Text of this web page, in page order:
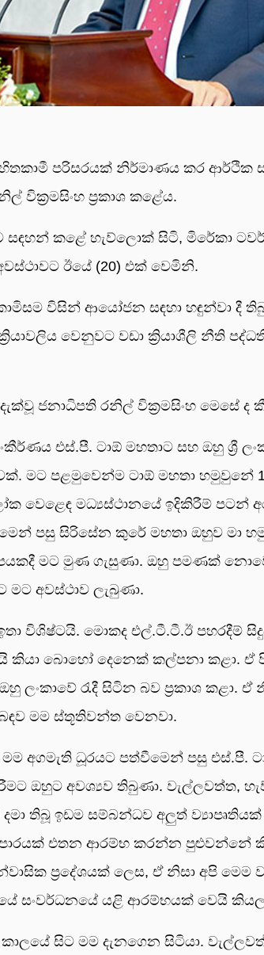
හිතකාමී පරිසරයක් නිර්මාණය කර
වික්‍රමසිංහ ප්‍රකාශ කළේය.
සඳහන් කළේ හැව්ලොක් සිටි, මිරේකා ටවර්
ඊයේ (20) එක් වෙමිනි.
විසින් ආයෝජන සඳහා හඳුන්වා දී තිබු
වෙනුවට වඩා ක්‍රියාශීලි නීති
ජනාධිපති රනිල් වික්‍රමසිංහ මෙසේ ද
එස්.පී. ටාඕ මහතාට සහ ඔහු ශ්‍රී
මට පළමුවෙන්ම ටාඕ මහතා හමුවුනේ
වෙළෙඳ මධ්‍යස්ථානයේ ඉදිකිරීම් පටන්
පසු සිරිසේන කුරේ මහතා ඔහුව මා
මට මුණ ගැසුණා. ඔහු පමණක්
අවස්ථාව ලැබුණා.
විශිෂ්ටයි. මොකද එල්.ටී.ටී.ඊ පහරදීම්
කියා බොහෝ දෙනෙක් කල්පනා කළා. ඒ
ලංකාවේ රැදී සිටින බව ප්‍රකාශ කළා. ඒ
මම ස්තූතිවන්ත වෙනවා.
මම අගමැති ධූරයට පත්වීමෙන් පසු එස්.පී.
ඔහුට අවශ්‍යව තිබුණා. වැල්ලවත්ත,
දමා තිබූ ඉඩම සම්බන්ධව අලුත්
එතන ආරම්භ කරන්න පුළුවන්නේ
ප්‍රදේශයක් ලෙස, ඒ නිසා අපි මෙම
සංවර්ධනයේ යළි ආරම්භයක් වෙයි
කාලයේ සිට මම දැනගෙන සිටියා.